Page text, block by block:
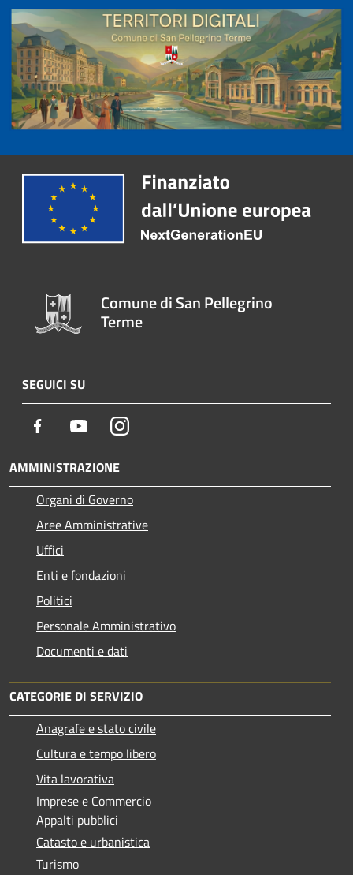
Comune di San Pellegrino
Terme
SEGUICI SU
Facebook YoutubeInstagram
AMMINISTRAZIONE
Organi di Governo
Aree Amministrative
Uffici
Enti e fondazioni
Politici
Personale Amministrativo
Documenti e dati
CATEGORIE DI SERVIZIO
Anagrafe e stato civile
Cultura e tempo libero
Vita lavorativa
Imprese e Commercio
Appalti pubblici
Catasto e urbanistica
Turismo